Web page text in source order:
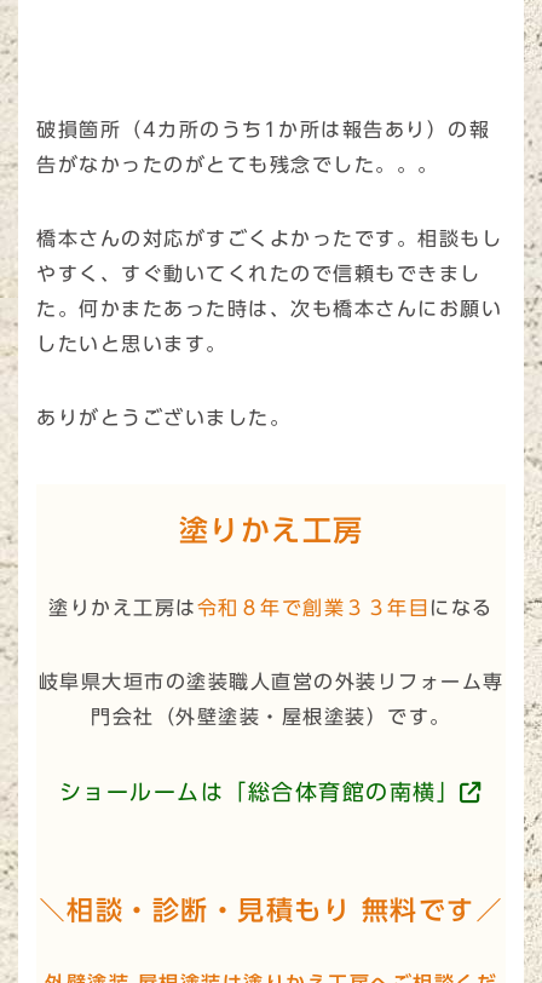
破損箇所（4カ所のうち1か所は報告あり）の報
告がなかったのがとても残念でした。。。
橋本さんの対応がすごくよかったです。相談もし
やすく、すぐ動いてくれたので信頼もできまし
た。何かまたあった時は、次も橋本さんにお願い
したいと思います。
ありがとうございました。
塗りかえ工房
塗りかえ工房は令和８年で創業３３年目 になる
岐阜県大垣市の塗装職人直営の外装リフォーム専
門会社（外壁塗装・屋根塗装）です。
ショールームは「総合体育館の南横」
＼相談・診断・見積もり 無料です／